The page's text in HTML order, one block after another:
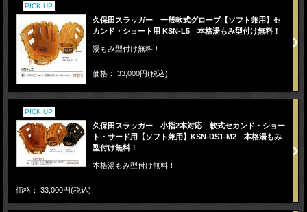
PICK UP
久保田スラッガー 一般軟式グローブ【ソフト兼用】セ
カンド・ショート用 KSN-L5 本格湯もみ型付け無料！
湯もみ型付け無料！
価格： 33,000円(税込)
PICK UP
久保田スラッガー 小指2本対応 軟式セカンド・ショー
ト・サード用【ソフト兼用】KSN-DS1-M2 本格湯もみ
型付け無料！
本格湯もみ型付け無料！
価格： 33,000円(税込)